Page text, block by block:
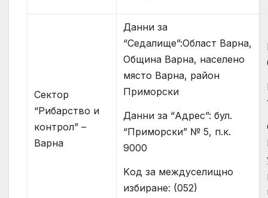
Сектор
“Рибарство и
контрол” –
Варна
Данни за
“Седалище”:Област Варна,
Община Варна, населено
място Варна, район
Приморски
Данни за “Адрес”: бул.
“Приморски” № 5, п.к.
9000
Kод за междуселищно
избиране: (052)